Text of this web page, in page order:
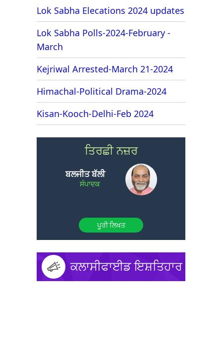
Lok Sabha Elecations 2024 updates
Lok Sabha Polls-2024-February -
March
Kejriwal Arrested-March 21-2024
Himachal-Political Drama-2024
Kisan-Kooch-Delhi-Feb 2024
ਤਿਰਛੀ ਨਜ਼ਰ
ਬਲਜੀਤ ਬੱਲੀ
ਸੰਪਾਦਕ
ਪੂਰੀ ਲਿਖਤ
ਕਲਾਸੀਫਾਈਡ ਇਸ਼ਤਿਹਾਰ